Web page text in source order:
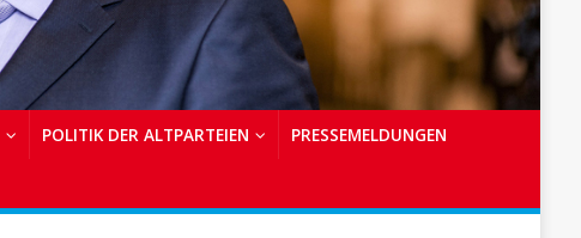
POLITIK DER ALTPARTEIEN PRESSEMELDUNGEN